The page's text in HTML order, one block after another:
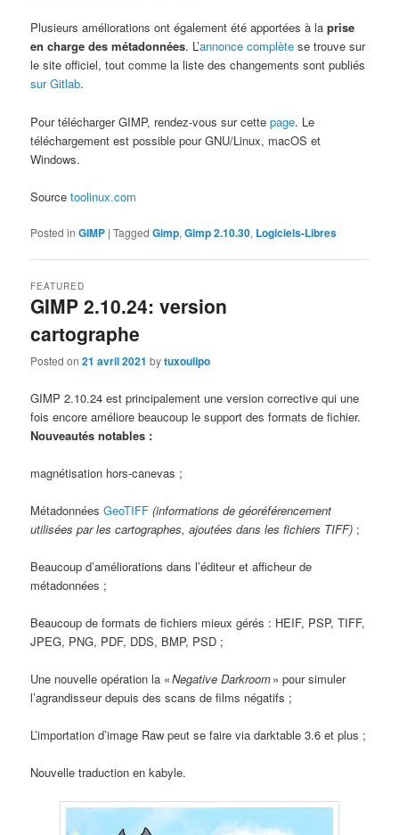
Plusieurs améliorations ont également été apportées à laprise
en charge des métadonnées. L’annonce complète se trouve sur
le site officiel, tout comme la liste des changements sont publiés
sur Gitlab.
Pour télécharger GIMP, rendez-vous sur cettepage. Le
téléchargement est possible pour GNU/Linux, macOS et
Windows.
Sourcetoolinux.com
Posted in GIMP |Tagged Gimp,Gimp 2.10.30, Logiciels-Libres
GIMP 2.10.24: version
cartographe
FEATURED
Posted on21 avril 2021 bytuxoulipo
GIMP 2.10.24 est principalement une version corrective qui une
fois encore améliore beaucoup le support des formats de fichier.
Nouveautés notables :
magnétisation hors-canevas ;
MétadonnéesGeoTIFF (informations de géoréférencement
utilisées par les cartographes, ajoutées dans les fichiers TIFF) ;
Beaucoup d’améliorations dans l’éditeur et afficheur de
métadonnées ;
Beaucoup de formats de fichiers mieux gérés : HEIF, PSP, TIFF,
JPEG, PNG, PDF, DDS, BMP, PSD ;
Une nouvelle opération la «Negative Darkroom» pour simuler
l’agrandisseur depuis des scans de films négatifs ;
L’importation d’image Raw peut se faire via darktable 3.6 et plus ;
Nouvelle traduction en kabyle.